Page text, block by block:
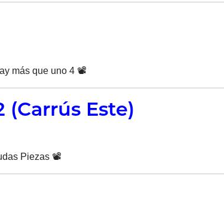
más que uno 4 📽️
(Carrús Este)
Piezas 📽️